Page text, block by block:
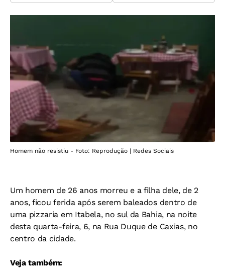
Homem não resistiu - Foto: Reprodução | Redes Sociais
Um homem de 26 anos morreu e a filha dele, de 2
anos, ficou ferida após serem baleados dentro de
uma pizzaria em Itabela, no sul da Bahia, na noite
desta quarta-feira, 6, na Rua Duque de Caxias, no
centro da cidade.
Veja também: